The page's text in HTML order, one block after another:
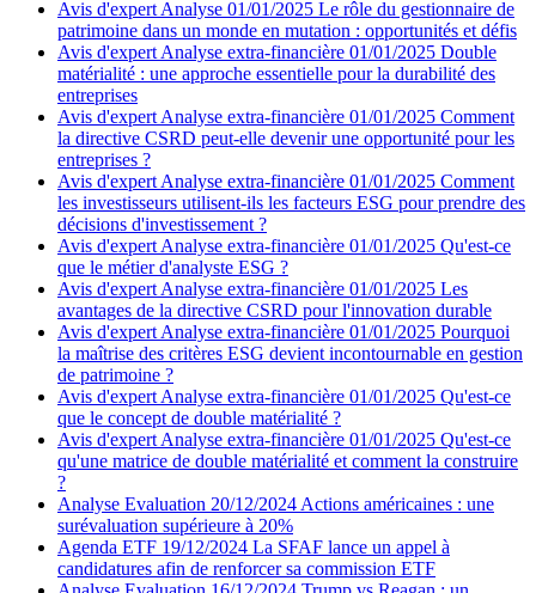
Avis d'expert Analyse 01/01/2025 Le rôle du gestionnaire de
patrimoine dans un monde en mutation : opportunités et défis
Avis d'expert Analyse extra-financière 01/01/2025 Double
matérialité : une approche essentielle pour la durabilité des
entreprises
Avis d'expert Analyse extra-financière 01/01/2025 Comment
la directive CSRD peut-elle devenir une opportunité pour les
entreprises ?
Avis d'expert Analyse extra-financière 01/01/2025 Comment
les investisseurs utilisent-ils les facteurs ESG pour prendre des
décisions d'investissement ?
Avis d'expert Analyse extra-financière 01/01/2025 Qu'est-ce
que le métier d'analyste ESG ?
Avis d'expert Analyse extra-financière 01/01/2025 Les
avantages de la directive CSRD pour l'innovation durable
Avis d'expert Analyse extra-financière 01/01/2025 Pourquoi
la maîtrise des critères ESG devient incontournable en gestion
de patrimoine ?
Avis d'expert Analyse extra-financière 01/01/2025 Qu'est-ce
que le concept de double matérialité ?
Avis d'expert Analyse extra-financière 01/01/2025 Qu'est-ce
qu'une matrice de double matérialité et comment la construire
?
Analyse Evaluation 20/12/2024 Actions américaines : une
surévaluation supérieure à 20%
Agenda ETF 19/12/2024 La SFAF lance un appel à
candidatures afin de renforcer sa commission ETF